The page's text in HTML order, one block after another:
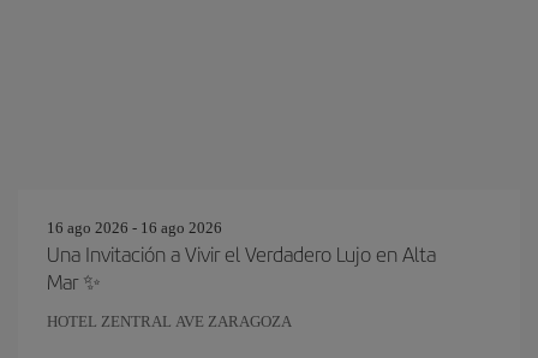
16 ago 2026 - 16 ago 2026
Una Invitación a Vivir el Verdadero Lujo en Alta
Mar ✨
HOTEL ZENTRAL AVE ZARAGOZA